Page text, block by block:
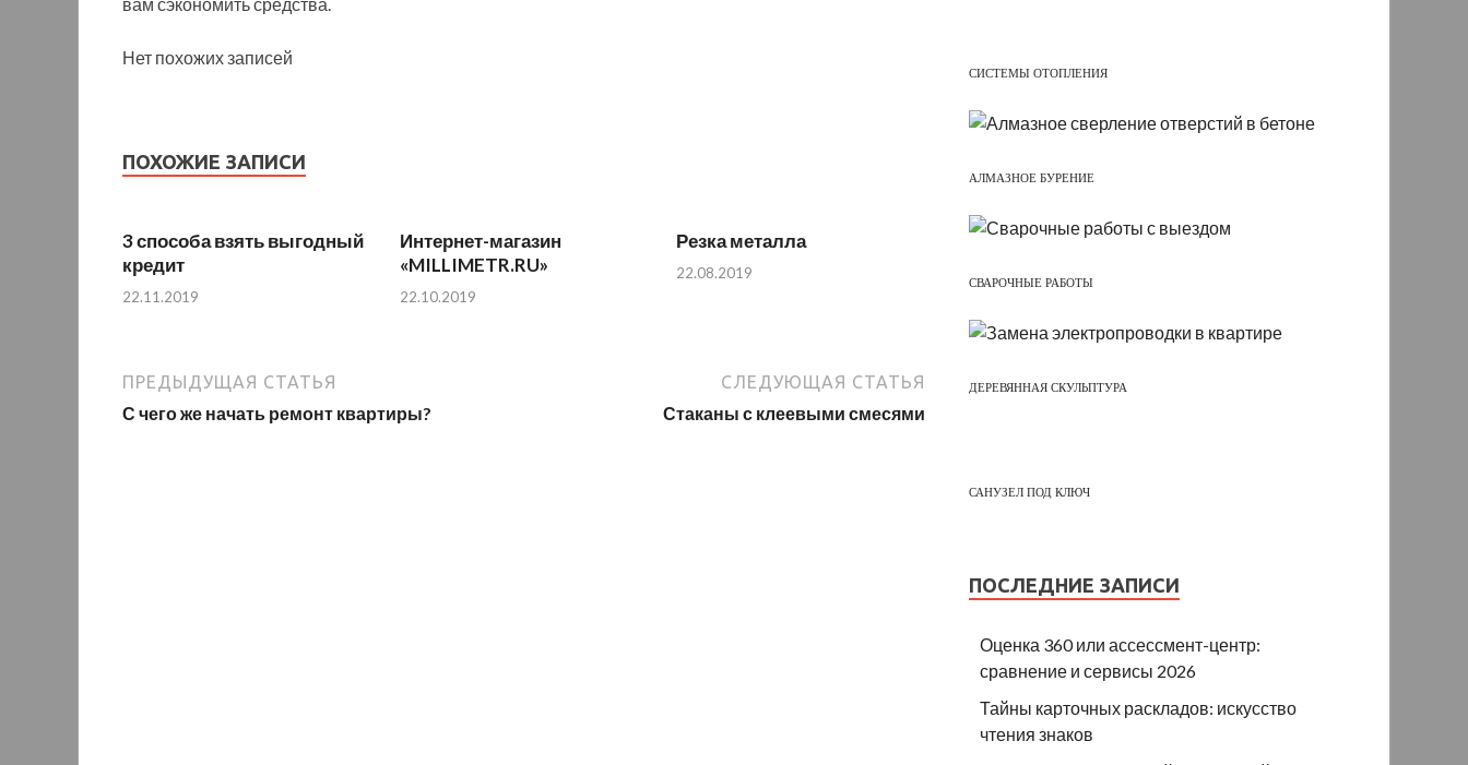
вам сэкономить средства.
Нет похожих записей
ПОХОЖИЕ ЗАПИСИ
3 способа взять выгодный
кредит
22.11.2019
Интернет-магазин
«MILLIMETR.RU»
22.10.2019
Резка металла
22.08.2019
ПРЕДЫДУЩАЯ СТАТЬЯ
С чего же начать ремонт квартиры?
СЛЕДУЮЩАЯ СТАТЬЯ
Стаканы с клеевыми смесями
СИСТЕМЫ ОТОПЛЕНИЯ
АЛМАЗНОЕ БУРЕНИЕ
СВАРОЧНЫЕ РАБОТЫ
ДЕРЕВЯННАЯ СКУЛЬПТУРА
САНУЗЕЛ ПОД КЛЮЧ
ПОСЛЕДНИЕ ЗАПИСИ
Оценка 360 или ассессмент-центр:
сравнение и сервисы 2026
Тайны карточных раскладов: искусство
чтения знаков